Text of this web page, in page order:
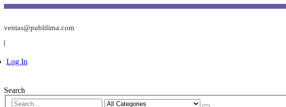
ventas@publilima.com
|
Log In
Search